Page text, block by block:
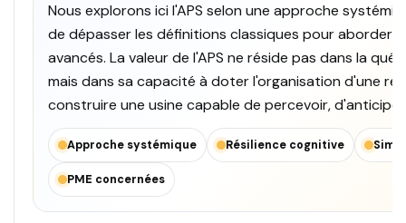
Nous explorons ici l'APS selon une approche
de dépasser les définitions classiques pour aborder
avancés. La valeur de l'APS ne réside pas dans la
mais dans sa capacité à doter l'organisation d'une
construire une usine capable de percevoir,
Approche systémique Résilience cognitive
PME concernées